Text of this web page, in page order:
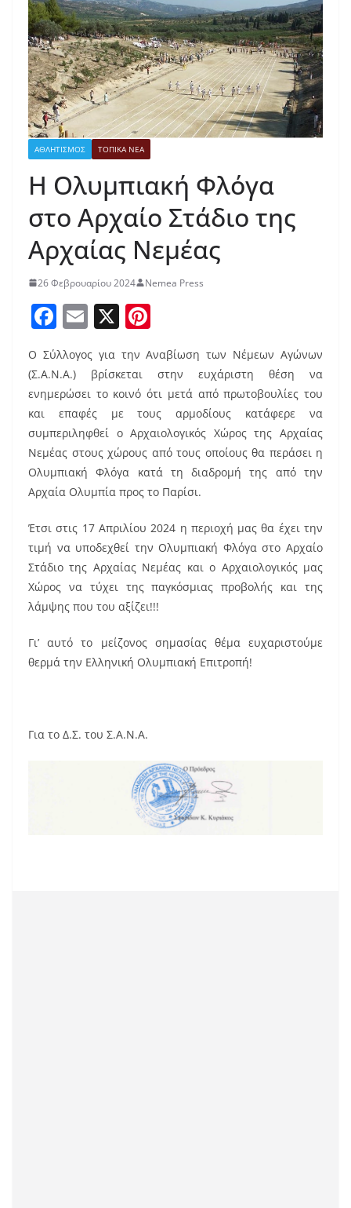
ΑΘΛΗΤΙΣΜΟΣ ΤΟΠΙΚΑ ΝΕΑ
Η Ολυμπιακή Φλόγα
στο Αρχαίο Στάδιο της
Αρχαίας Νεμέας
26 Φεβρουαρίου 2024 Nemea Press
F
a
c
e
b
o
o
k
E
ai
l
X
nt
er
e
st
Ο Σύλλογος για την Αναβίωση των Νέμεων Αγώνων
(Σ.Α.Ν.Α.) βρίσκεται στην ευχάριστη θέση να
ενημερώσει το κοινό ότι μετά από πρωτοβουλίες του
και επαφές µε τους αρμοδίους κατάφερε να
συμπεριληφθεί ο Αρχαιολογικός Χώρος της Αρχαίας
Νεμέας στους χώρους από τους οποίους θα περάσει η
Ολυμπιακή Φλόγα κατά τη διαδρομή της από την
Αρχαία Ολυμπία προς το Παρίσι.
Έτσι στις 17 Απριλίου 2024 η περιοχή µας θα έχει την
τιμή να υποδεχθεί την Ολυμπιακή Φλόγα στο Αρχαίο
Στάδιο της Αρχαίας Νεμέας και ο Αρχαιολογικός µας
Χώρος να τύχει της παγκόσμιας προβολής και της
λάμψης που του αξίζει!!!
Γι’ αυτό το μείζονος σημασίας θέμα ευχαριστούμε
θερμά την Ελληνική Ολυμπιακή Επιτροπή!
Για το Δ.Σ. του Σ.Α.Ν.Α.